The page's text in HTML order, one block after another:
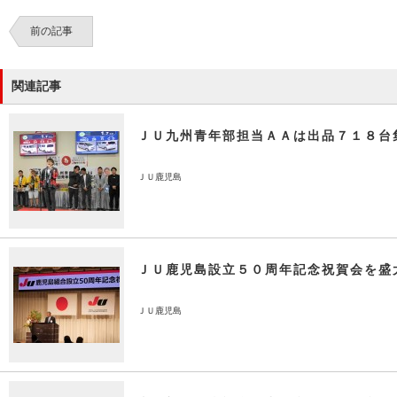
前の記事
関連記事
ＪＵ九州青年部担当ＡＡは出品７１８台
ＪＵ鹿児島
ＪＵ鹿児島設立５０周年記念祝賀会を盛
ＪＵ鹿児島